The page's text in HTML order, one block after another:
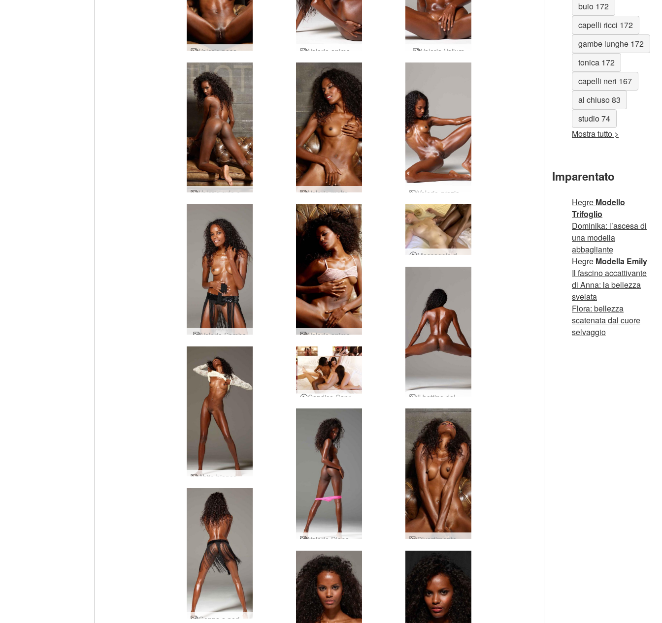
Valerie posa perfetta Valeria Valium
Valerie culo e afro Valerie molta lussuria
Valeria Samba Valerie anima nera
Massaggio delle amiche
Abito bianco Valerio
Divertimento con le dita di Valerie
Gonna a perizoma Valerie
buio 172
capelli ricci 172
gambe lunghe 172
tonica 172
capelli neri 167
al chiuso 83
studio 74
Mostra tutto >
Imparentato
Hegre Modello
Trifoglio
Dominika: l’ascesa di
una modella
abbagliante
Hegre Modella Emily
Il fascino accattivante
di Anna: la bellezza
svelata
Flora: bellezza
scatenata dal cuore
selvaggio